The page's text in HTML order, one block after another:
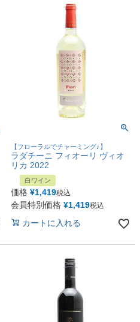
【フローラルでチャーミング♪】
ラダチーニ フィオーリ ヴィオ
リカ 2022
白ワイン
価格 ¥1,419税込
会員特別価格 ¥1,419税込
カートに入れる